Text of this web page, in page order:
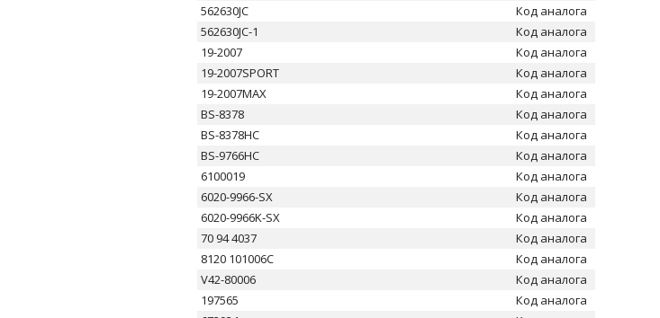
562630JC
Код аналога
562630JC-1
Код аналога
19-2007
Код аналога
19-2007SPORT
Код аналога
19-2007MAX
Код аналога
BS-8378
Код аналога
BS-8378HC
Код аналога
BS-9766HC
Код аналога
6100019 Код аналога
6020-9966-SX
Код аналога
6020-9966K-SX
Код аналога
70 94 4037 Код аналога
8120 101006C Код аналога
V42-80006 Код аналога
197565
Код аналога